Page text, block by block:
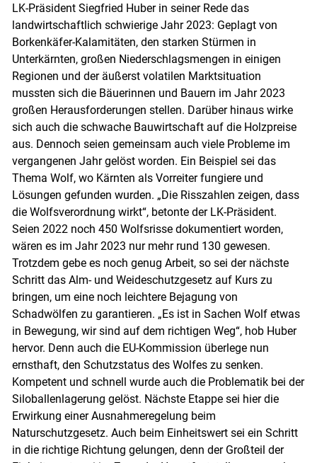
LK-Präsident Siegfried Huber in seiner Rede das
landwirtschaftlich schwierige Jahr 2023: Geplagt von
Borkenkäfer-Kalamitäten, den starken Stürmen in
Unterkärnten, großen Niederschlagsmengen in einigen
Regionen und der äußerst volatilen Marktsituation
mussten sich die Bäuerinnen und Bauern im Jahr 2023
großen Herausforderungen stellen. Darüber hinaus wirke
sich auch die schwache Bauwirtschaft auf die Holzpreise
aus. Dennoch seien gemeinsam auch viele Probleme im
vergangenen Jahr gelöst worden. Ein Beispiel sei das
Thema Wolf, wo Kärnten als Vorreiter fungiere und
Lösungen gefunden wurden. „Die Risszahlen zeigen, dass
die Wolfsverordnung wirkt“, betonte der LK-Präsident.
Seien 2022 noch 450 Wolfsrisse dokumentiert worden,
wären es im Jahr 2023 nur mehr rund 130 gewesen.
Trotzdem gebe es noch genug Arbeit, so sei der nächste
Schritt das Alm- und Weideschutzgesetz auf Kurs zu
bringen, um eine noch leichtere Bejagung von
Schadwölfen zu garantieren. „Es ist in Sachen Wolf etwas
in Bewegung, wir sind auf dem richtigen Weg“, hob Huber
hervor. Denn auch die EU-Kommission überlege nun
ernsthaft, den Schutzstatus des Wolfes zu senken.
Kompetent und schnell wurde auch die Problematik bei der
Siloballenlagerung gelöst. Nächste Etappe sei hier die
Erwirkung einer Ausnahmeregelung beim
Naturschutzgesetz. Auch beim Einheitswert sei ein Schritt
in die richtige Richtung gelungen, denn der Großteil der